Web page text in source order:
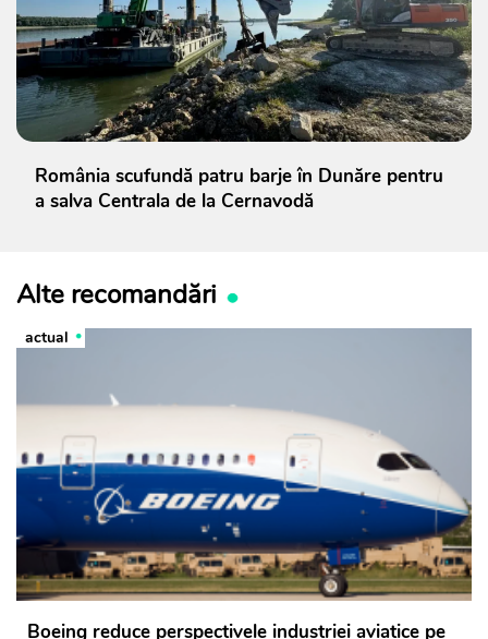
România scufundă patru barje în Dunăre pentru
a salva Centrala de la Cernavodă
Alte recomandări
actual
Boeing reduce perspectivele industriei aviatice pe